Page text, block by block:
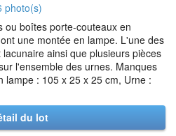
photo(s)
ou boîtes porte-couteaux en
une montée en lampe. L'une des
ainsi que plusieurs pièces
l'ensemble des urnes. Manques
lampe : 105 x 25 x 25 cm, Urne :
du lot